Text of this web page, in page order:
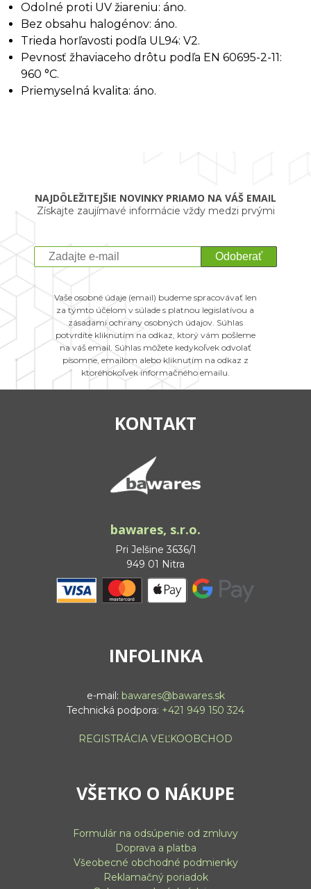
Odolné proti UV žiareniu: áno.
Bez obsahu halogénov: áno.
Trieda horľavosti podľa UL94: V2.
Pevnosť žhaviaceho drôtu podľa EN 60695-2-11:
960 °C.
Priemyselná kvalita: áno.
NAJDÔLEŽITEJŠIE NOVINKY PRIAMO NA VÁŠ EMAIL
Získajte zaujímavé informácie vždy medzi prvými
Odoberať
Vaše osobné údaje (email) budeme spracovávať len
za týmto účelom v súlade s platnou legislatívou a
zásadami ochrany osobných údajov. Súhlas
potvrdíte kliknutím na odkaz, ktorý vám pošleme
na váš email. Súhlas môžete kedykoľvek odvolať
písomne, emailom alebo kliknutím na odkaz z
ktoréhokoľvek informačného emailu.
KONTAKT
bawares, s.r.o.
Pri Jelšine 3636/1
949 01 Nitra
INFOLINKA
e-mail: bawares@bawares.sk
Technická podpora: +421 949 150 324
REGISTRÁCIA VEĽKOOBCHOD
VŠETKO O NÁKUPE
Formulár na odsúpenie od zmluvy
Doprava a platba
Všeobecné obchodné podmienky
Reklamačný poriadok